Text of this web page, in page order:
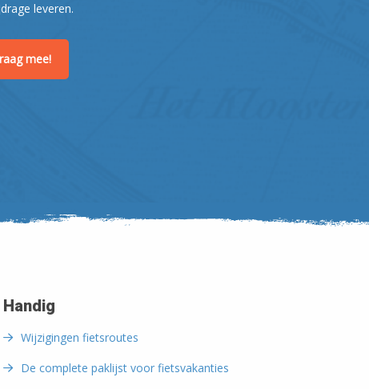
leveren.
mee!
Handig
Wijzigingen fietsroutes
De complete paklijst voor fietsvakanties